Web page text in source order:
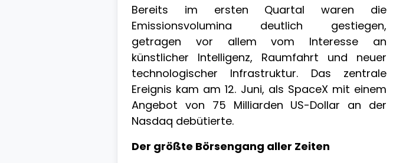
Bereits im ersten Quartal waren die
Emissionsvolumina deutlich gestiegen,
getragen vor allem vom Interesse an
künstlicher Intelligenz, Raumfahrt und neuer
technologischer Infrastruktur. Das zentrale
Ereignis kam am 12. Juni, als SpaceX mit einem
Angebot von 75 Milliarden US-Dollar an der
Nasdaq debütierte.
Der größte Börsengang aller Zeiten